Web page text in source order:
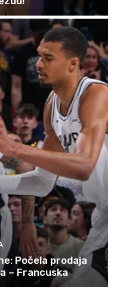
Počela prodaja
– Francuska